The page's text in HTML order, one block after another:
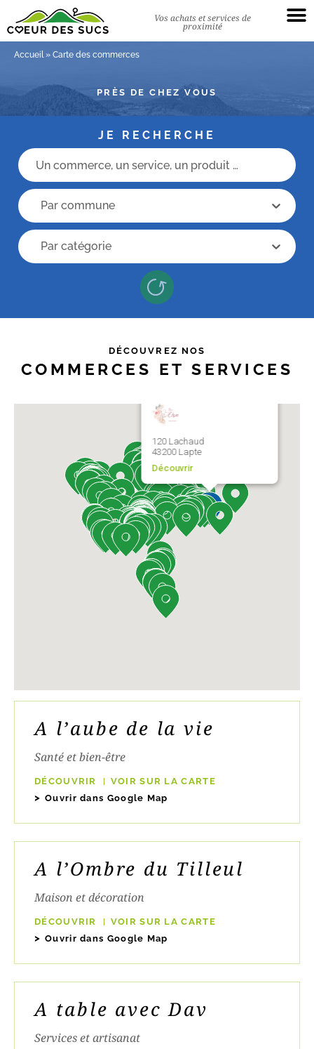
Vos achats et services de
proximité
Accueil» Carte des commerces
PRÈS DE CHEZ VOUS
JE RECHERCHE
Champs recherche
recherche commune
recherche commune
Recherche categorie
Recherche categorie
DÉCOUVREZ NOS
COMMERCES ET SERVICES
A l’aube de la vie
Santé et bien-être
DÉCOUVRIR
VOIR SUR LA CARTE
Ouvrir dans Google Map
A l’Ombre du Tilleul
Maison et décoration
DÉCOUVRIR
VOIR SUR LA CARTE
Ouvrir dans Google Map
A table avec Dav
Services et artisanat
120 Lachaud
43200 Lapte
Découvrir